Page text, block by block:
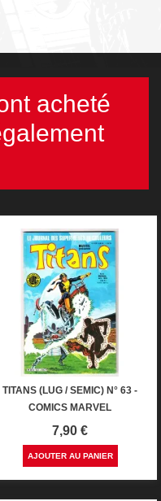
acheté
TITANS (LUG / SEMIC) N° 63 -
COMICS MARVEL
Prix
7,90 €
AJOUTER AU PANIER